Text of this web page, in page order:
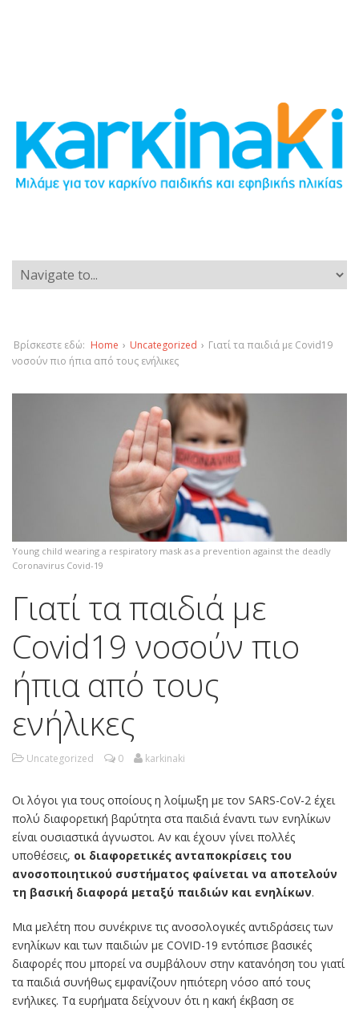
Βρίσκεστε εδώ: Home › Uncategorized › Γιατί τα παιδιά με Covid19
νοσούν πιο ήπια από τους ενήλικες
Young child wearing a respiratory mask as a prevention against the deadly
Coronavirus Covid-19
Γιατί τα παιδιά με
Covid19 νοσούν πιο
ήπια από τους
ενήλικες
Uncategorized 0 karkinaki
Οι λόγοι για τους οποίους η λοίμωξη με τον SARS-CoV-2 έχει
πολύ διαφορετική βαρύτητα στα παιδιά έναντι των ενηλίκων
είναι ουσιαστικά άγνωστοι. Αν και έχουν γίνει πολλές
υποθέσεις, οι διαφορετικές ανταποκρίσεις του
ανοσοποιητικού συστήματος φαίνεται να αποτελούν
τη βασική διαφορά μεταξύ παιδιών και ενηλίκων.
Μια μελέτη που συνέκρινε τις ανοσολογικές αντιδράσεις των
ενηλίκων και των παιδιών με COVID-19 εντόπισε βασικές
διαφορές που μπορεί να συμβάλουν στην κατανόηση του γιατί
τα παιδιά συνήθως εμφανίζουν ηπιότερη νόσο από τους
ενήλικες. Τα ευρήματα δείχνουν ότι η κακή έκβαση σε